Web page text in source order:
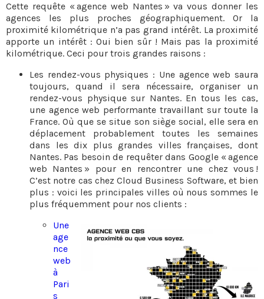
Cette requête « agence web Nantes » va vous donner les
agences les plus proches géographiquement. Or la
proximité kilométrique n’a pas grand intérêt. La proximité
apporte un intérêt : Oui bien sûr ! Mais pas la proximité
kilométrique. Ceci pour trois grandes raisons :
Les rendez-vous physiques : Une agence web saura
toujours, quand il sera nécessaire, organiser un
rendez-vous physique sur Nantes. En tous les cas,
une agence web performante travaillant sur toute la
France. Où que se situe son siège social, elle sera en
déplacement probablement toutes les semaines
dans les dix plus grandes villes françaises, dont
Nantes. Pas besoin de requêter dans Google « agence
web Nantes » pour en rencontrer une chez vous !
C’est notre cas chez Cloud Business Software, et bien
plus : voici les principales villes où nous sommes le
plus fréquemment pour nos clients :
Une
age
nce
web
à
Pari
s